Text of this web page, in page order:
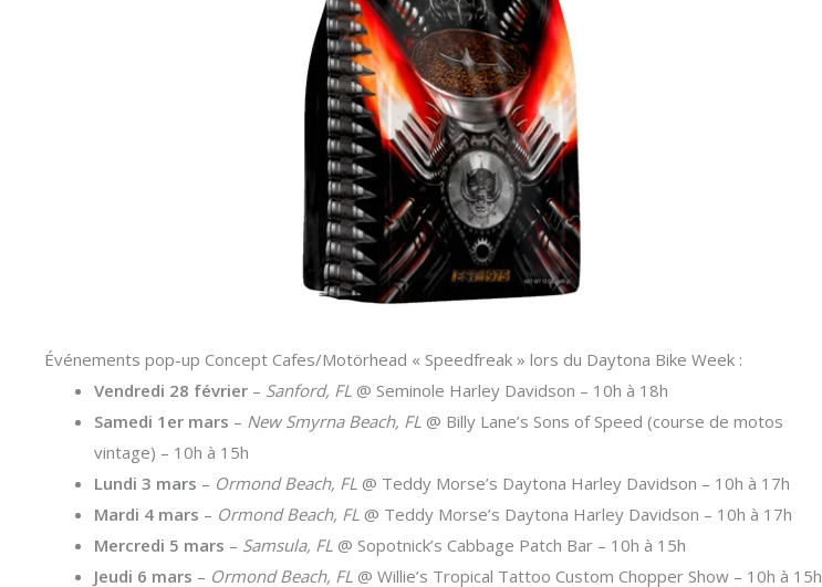
Événements pop-up Concept Cafes/Motörhead « Speedfreak » lors du Daytona Bike Week :
Vendredi 28 février – Sanford, FL @ Seminole Harley Davidson – 10h à 18h
Samedi 1er mars – New Smyrna Beach, FL @ Billy Lane’s Sons of Speed (course de motos
vintage) – 10h à 15h
Lundi 3 mars – Ormond Beach, FL @ Teddy Morse’s Daytona Harley Davidson – 10h à 17h
Mardi 4 mars – Ormond Beach, FL @ Teddy Morse’s Daytona Harley Davidson – 10h à 17h
Mercredi 5 mars – Samsula, FL @ Sopotnick’s Cabbage Patch Bar – 10h à 15h
Jeudi 6 mars – Ormond Beach, FL @ Willie’s Tropical Tattoo Custom Chopper Show – 10h à 15h